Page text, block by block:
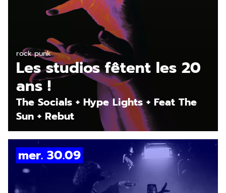
rock punk
Les studios fêtent les 20
ans !
The Socials + Hype Lights + Feat The
Sun + Rebut
En savoir plus
mer. 30.09